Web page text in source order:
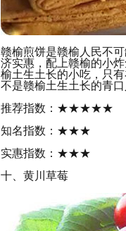
赣榆煎饼是赣榆人民不
济实惠，配上赣榆的小
榆土生土长的小吃，只
不是赣榆土生土长的青
推荐指数：★★★★★
知名指数：★★★
实惠指数：★★★
十、黄川草莓